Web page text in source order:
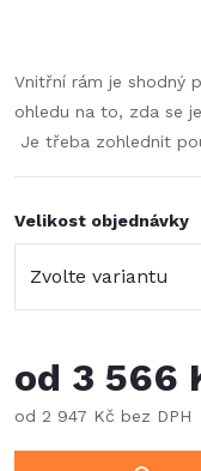
Vnitřní rám je shodný
ohledu na to, zda se
Je třeba zohlednit
Velikost objednávky
od 3 566
od 2 947 Kč bez DPH